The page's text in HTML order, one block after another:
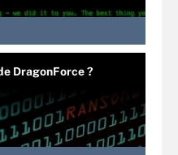
DragonForce ?